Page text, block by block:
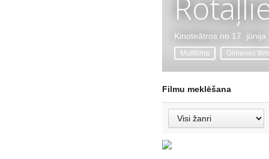
Kinoteātros no 17. jūnija
Multfilma Ģimenes
Filmu meklēšana